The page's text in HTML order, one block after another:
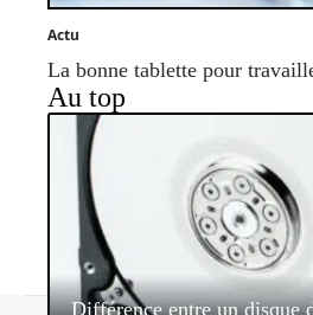
Actu
La bonne tablette pour
Au top
Différence entre un disque